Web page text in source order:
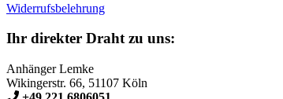
Widerrufsbelehrung
Ihr direkter Draht zu uns:
Anhänger Lemke
Wikingerstr. 66, 51107 Köln